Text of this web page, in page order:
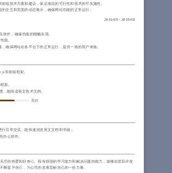
端技术方案和建议，保证项目的可行性和技术的可实施性。
交互和页面的动态展示，确保网站功能的正常运行。
2016-09~ 2018-08
协作，确保功能的顺畅实现。
能。
确保网站在各平台下的正常运行，提供一致的用户体验。
等前端框架。
架。
，能阅读英文技术文档。
良好
日常交流，能快速浏览英文文档和书籍；
办公软件。
尽的热爱和好奇心。我有很强的学习能力和解决问题的能力，能够在团队中发
断提升自己，为公司的发展贡献自己的一份力量。